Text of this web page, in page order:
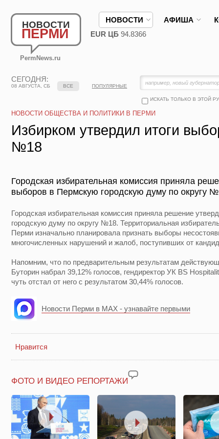
НОВОСТИ
ПЕРМИ
PermNews.ru
НОВОСТИ АФИША
EUR ЦБ 94.8366
СЕГОДНЯ:
08 АВГУСТА, СБ
ИСКАТЬ ТОЛЬКО В ЭТОЙ
ВСЕ ПОПУЛЯРНЫЕ
НОВОСТИ ОБЩЕСТВА И ПОЛИТИКИ В ПЕРМИ
Избирком утвердил итоги
№18
Городская избирательная комиссия приняла
выборов в Пермскую городскую думу по округу
Городская избирательная комиссия приняла решение
городскую думу по округу №18. Территориальная
Перми изначально планировала признать выборы
многочисленных нарушений и жалоб, поступивших от
Напомним, что по предварительным результатам
Буторин набрал 39,12% голосов, гендиректор УК BS
чуть отстал от него с результатом 30,44% голосов.
Новости Перми в MAX - узнавайте первыми
Нравится
ФОТО И ВИДЕО РЕПОРТАЖИ